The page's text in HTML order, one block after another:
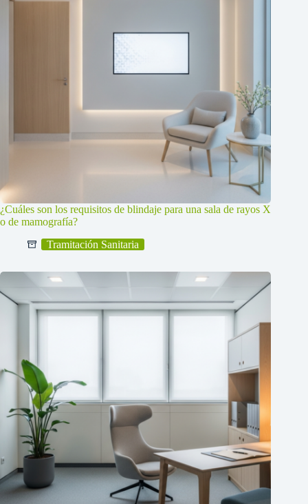
¿Cuáles son los requisitos de blindaje para una sala de rayos X
o de mamografía?
Tramitación Sanitaria